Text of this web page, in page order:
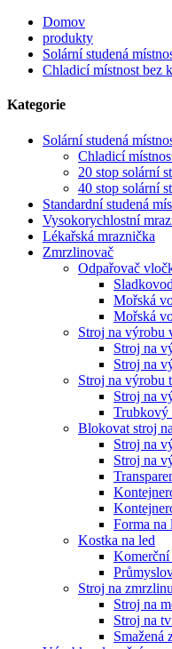
Domov
produkty
Solární studená
Chladicí místnost bez
Kategorie
Solární studená
Chladicí
20 stop solární
40 stop solární
Standardní studená
Vysokorychlostní
Lékařská mraznička
Zmrzlinovač
Odpařovač
Mořská
Mořská
Stroj na výrobu
Stroj na
Stroj na
Stroj na výrobu
Stroj na
Trubkový
Blokovat stroj
Stroj na
Stroj na
Forma na
Kostka na led
Komerční
Stroj na zmrzlinu
Stroj na
Stroj na
Smažená